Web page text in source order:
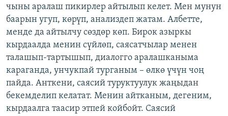
чыны аралаш пикирлер айтылып келет. Мен мунун
баарын угуп, көрүп, анализдеп жатам. Албетте,
менде да айтылчу сөздөр көп. Бирок азыркы
кырдаалда менин сүйлөп, саясатчылар менен
талашып-тартышып, диалогго аралашканыма
караганда, унчукпай турганым – өлкө үчүн чоң
пайда. Анткени, саясий туруктуулук жаңыдан
бекемделип келатат. Менин айтканым, дегеним,
кырдаалга таасир этпей койбойт. Саясий